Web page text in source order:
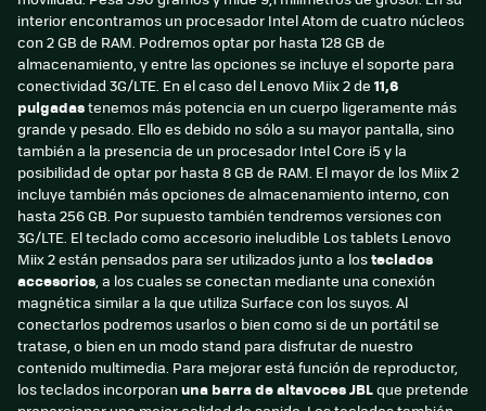
interior encontramos un procesador Intel Atom de cuatro núcleos
con 2 GB de RAM. Podremos optar por hasta 128 GB de
almacenamiento, y entre las opciones se incluye el soporte para
conectividad 3G/LTE. En el caso del Lenovo Miix 2 de 11,6
pulgadastenemos más potencia en un cuerpo ligeramente más
grande y pesado. Ello es debido no sólo a su mayor pantalla, sino
también a la presencia de un procesador Intel Core i5 y la
posibilidad de optar por hasta 8 GB de RAM. El mayor de los Miix 2
incluye también más opciones de almacenamiento interno, con
hasta 256 GB. Por supuesto también tendremos versiones con
3G/LTE. El teclado como accesorio ineludible Los tablets Lenovo
Miix 2 están pensados para ser utilizados junto a losteclados
accesorios, a los cuales se conectan mediante una conexión
magnética similar a la que utiliza Surface con los suyos. Al
conectarlos podremos usarlos o bien como si de un portátil se
tratase, o bien en un modo stand para disfrutar de nuestro
contenido multimedia. Para mejorar está función de reproductor,
los teclados incorporanuna barra de altavoces JBLque pretende